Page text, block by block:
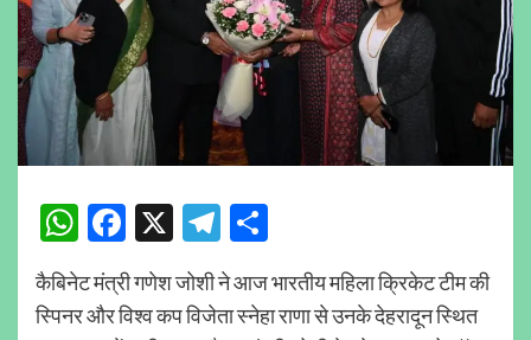
WhatsApp
Facebook
X Telegram
कैबिनेट मंत्री गणेश जोशी ने आज भारतीय महिला क्रिकेट टीम की
स्पिनर और विश्व कप विजेता स्नेहा राणा से उनके देहरादून स्थित